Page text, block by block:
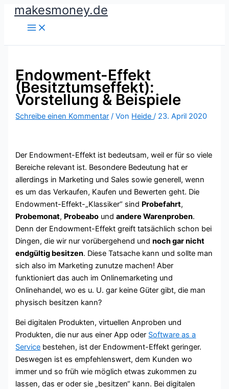
Zummakesmoney.de
Endowment-Effekt
(Besitztumseffekt):
Vorstellung & Beispiele
Schreibe einen Kommentar / Von Heide/ 23. April 2020
Der Endowment-Effekt ist bedeutsam, weil er für so viele
Bereiche relevant ist. Besondere Bedeutung hat er
allerdings in Marketing und Sales sowie generell, wenn
es um das Verkaufen, Kaufen und Bewerten geht. Die
Endowment-Effekt-„Klassiker“ sind Probefahrt,
Probemonat, Probeabo undandere Warenproben.
Denn der Endowment-Effekt greift tatsächlich schon bei
Dingen, die wir nur vorübergehend undnoch gar nicht
endgültig besitzen. Diese Tatsache kann und sollte man
sich also im Marketing zunutze machen! Aber
funktioniert das auch im Onlinemarketing und
Onlinehandel, wo es u. U. gar keine Güter gibt, die man
physisch besitzen kann?
Bei digitalen Produkten, virtuellen Anproben und
Produkten, die nur aus einer App oder Software as a
Service bestehen, ist der Endowment-Effekt geringer.
Deswegen ist es empfehlenswert, dem Kunden wo
immer und so früh wie möglich etwas zukommen zu
lassen, das er oder sie „besitzen“ kann. Bei digitalen